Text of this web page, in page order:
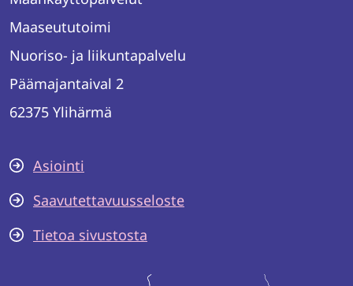
Maaseututoimi
Nuoriso- ja liikuntapalvelu
Päämajantaival 2
62375 Ylihärmä
Asiointi
Saavutettavuusseloste
Tietoa sivustosta